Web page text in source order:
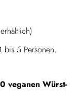
5 Personen.
veganen Würst­